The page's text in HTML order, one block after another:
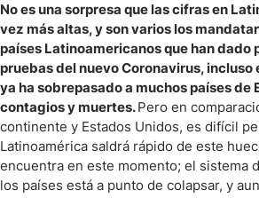
No es una sorpresa que las cifras en
vez más altas, y son varios los
países Latinoamericanos que han dado
pruebas del nuevo Coronavirus,
ya ha sobrepasado a muchos países de
contagios y muertes.Pero en
continente y Estados Unidos, es difícil
Latinoamérica saldrá rápido de este
encuentra en este momento; el sistema
los países está a punto de colapsar, y